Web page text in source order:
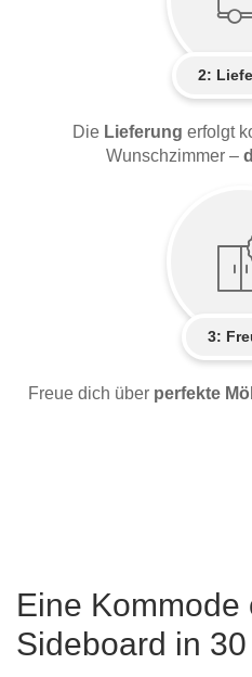
2:
Die Lieferung erfolgt
Wunschzimmer –
3:
Freue dich über perfekte
Eine Kommode
Sideboard in